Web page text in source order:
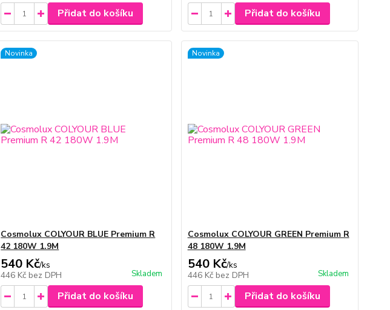
Přidat do košíku Přidat do košíku
Novinka
Cosmolux COLYOUR BLUE Premium R
42 180W 1.9M
540 Kč/ks
446 Kč bez DPH Skladem
Přidat do košíku
Novinka
Cosmolux COLYOUR GREEN Premium R
48 180W 1.9M
540 Kč/ks
446 Kč bez DPH Skladem
Přidat do košíku